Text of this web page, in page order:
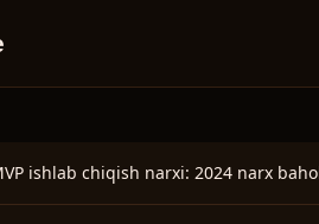
ishlab chiqish narxi: 2024 narx